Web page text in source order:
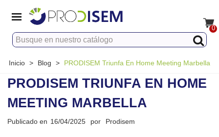
0
Inicio > Blog > PRODISEM Triunfa En Home Meeting Marbella
PRODISEM TRIUNFA EN HOME
MEETING MARBELLA
Publicado en 16/04/2025 por Prodisem